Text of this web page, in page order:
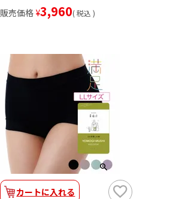
販売価格 ¥3,960 税込
カートに入れる